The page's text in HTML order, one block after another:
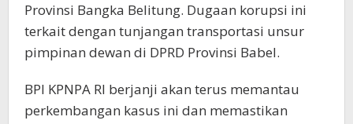
Provinsi Bangka Belitung. Dugaan korupsi ini
terkait dengan tunjangan transportasi unsur
pimpinan dewan di DPRD Provinsi Babel.
BPI KPNPA RI berjanji akan terus memantau
perkembangan kasus ini dan memastikan